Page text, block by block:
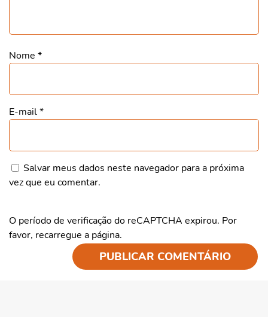
Nome *
E-mail*
Salvar meus dados neste navegador para a próxima
vez que eu comentar.
O período de verificação do reCAPTCHA expirou. Por
favor, recarregue a página.